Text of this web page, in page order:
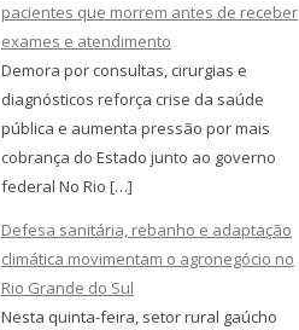
pacientes que morrem antes de receber
exames e atendimento
Demora por consultas, cirurgias e
diagnósticos reforça crise da saúde
pública e aumenta pressão por mais
cobrança do Estado junto ao governo
federal No Rio […]
Defesa sanitária, rebanho e adaptação
climática movimentam o agronegócio no
Rio Grande do Sul
Nesta quinta-feira, setor rural gaúcho